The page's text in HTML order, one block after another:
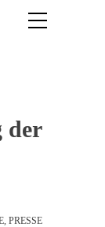
der
, PRESSE